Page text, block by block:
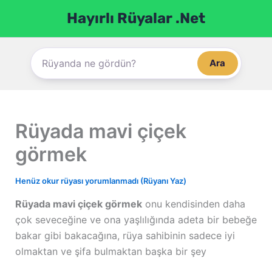
Hayırlı Rüyalar .Net
Ara
Rüyada mavi çiçek
görmek
Henüz okur rüyası yorumlanmadı (Rüyanı Yaz)
Rüyada mavi çiçek görmekonu kendisinden daha
çok seveceğine ve ona yaşlılığında adeta bir bebeğe
bakar gibi bakacağına, rüya sahibinin sadece iyi
olmaktan ve şifa bulmaktan başka bir şey